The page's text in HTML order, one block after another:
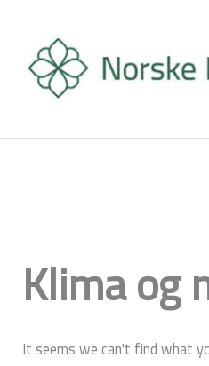
innholdet
Klima og
It seems we can't find what